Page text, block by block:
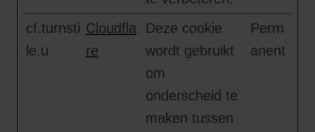
cf.turnsti
le.u
Cloudfla
re
Deze cookie
wordt gebruikt
om
onderscheid te
maken tussen
Perm
anent